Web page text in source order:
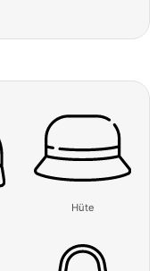
Hüte